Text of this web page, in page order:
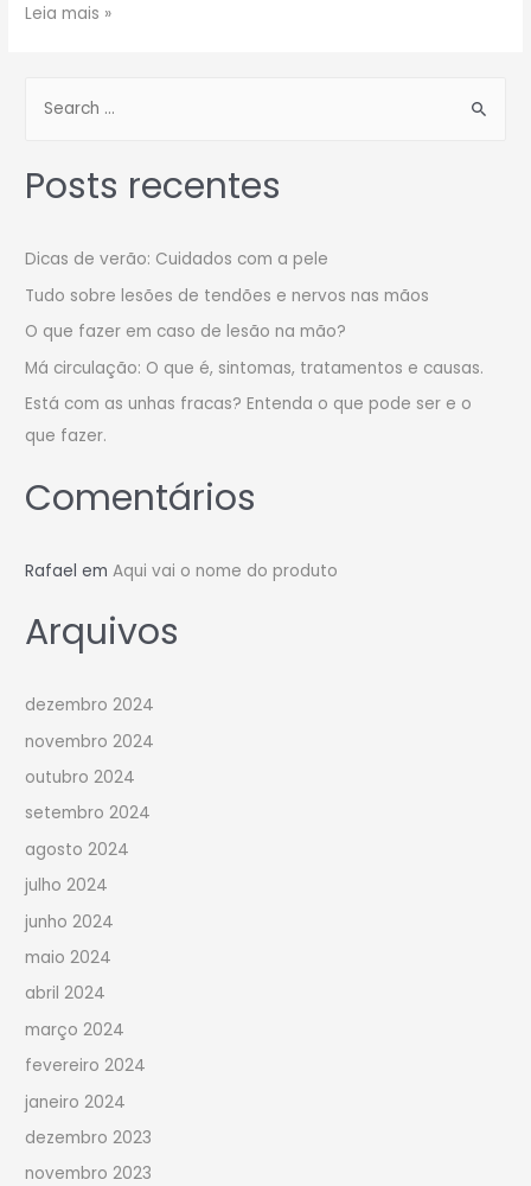
Leia mais »
Posts recentes
Dicas de verão: Cuidados com a pele
Tudo sobre lesões de tendões e nervos nas mãos
O que fazer em caso de lesão na mão?
Má circulação: O que é, sintomas, tratamentos e causas.
Está com as unhas fracas? Entenda o que pode ser e o
que fazer.
Comentários
Rafael emAqui vai o nome do produto
Arquivos
dezembro 2024
novembro 2024
outubro 2024
setembro 2024
agosto 2024
julho 2024
junho 2024
maio 2024
abril 2024
março 2024
fevereiro 2024
janeiro 2024
dezembro 2023
novembro 2023